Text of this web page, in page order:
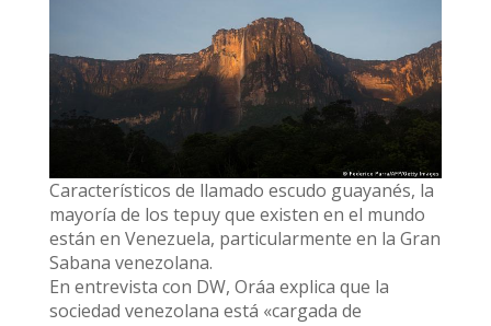
Característicos de llamado escudo guayanés, la
mayoría de los tepuy que existen en el mundo
están en Venezuela, particularmente en la Gran
Sabana venezolana.
En entrevista con DW, Oráa explica que la
sociedad venezolana está «cargada de